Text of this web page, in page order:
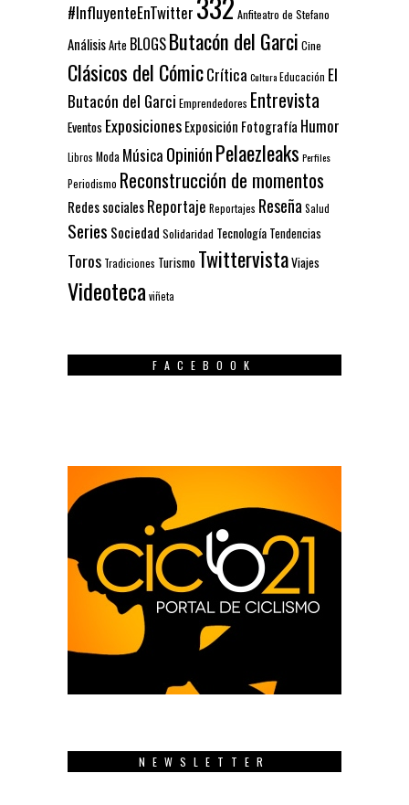
#InfluyenteEnTwitter Anfiteatro de Stefano
AnálisisArte BLOGSButacón del Garci Cine
Clásicos del CómicCrítica CulturaEducación El
Butacón del Garci Emprendedores Entrevista
Eventos ExposicionesExposición Fotografía Humor
Libros Moda Música OpiniónPelaezleaks Perfiles
Periodismo Reconstrucción de momentos
Redes socialesReportaje Reportajes Reseña Salud
Series Sociedad Solidaridad Tecnología Tendencias
Toros Tradiciones Turismo TwittervistaViajes
Videoteca viñeta
FACEBOOK
NEWSLETTER